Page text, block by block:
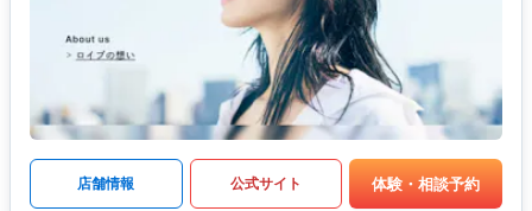
店舗情報 公式サイト 体験・相談予約